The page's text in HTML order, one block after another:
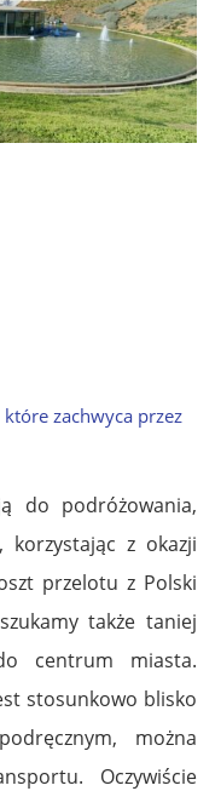
zachwyca przez
do podróżowania,
korzystając z okazji
przelotu z Polski
także taniej
centrum miasta.
stosunkowo blisko
można
Oczywiście